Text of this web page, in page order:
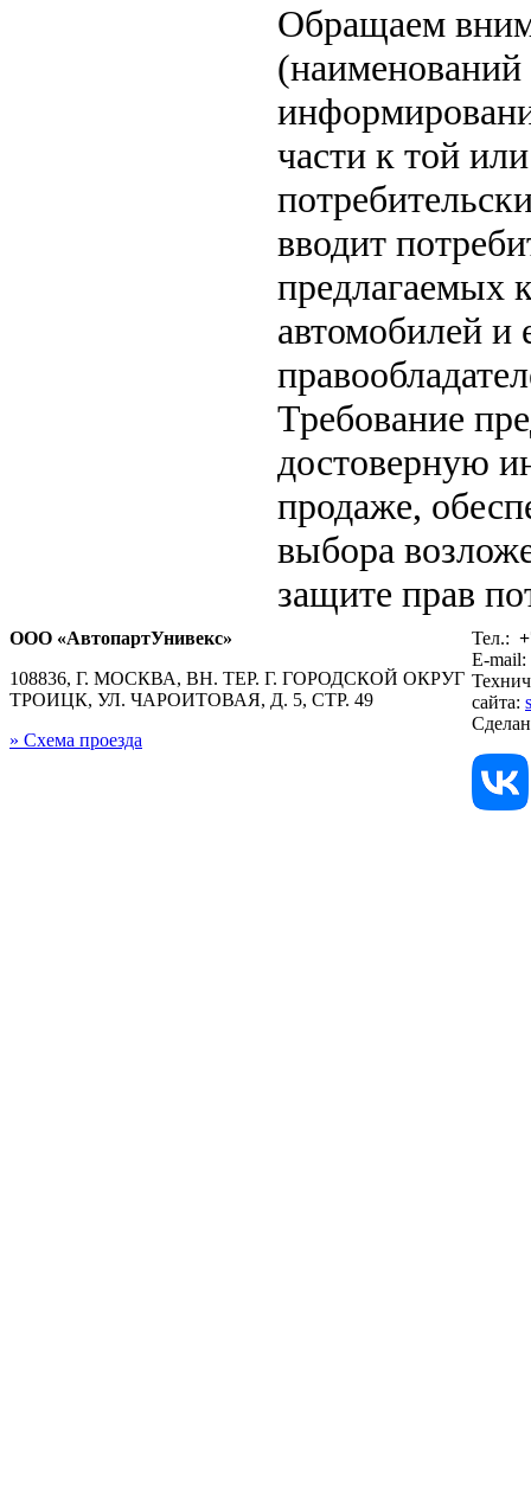
Обращаем
(наименований
части к той
вводит
предлагаемых
автомобилей и
Требование
достоверную
продаже,
выбора
защите прав
ООО «АвтопартУнивекс»
108836, Г. МОСКВА, ВН. ТЕР. Г. ГОРОДСКОЙ ОКРУГ
ТРОИЦК, УЛ. ЧАРОИТОВАЯ, Д. 5, СТР. 49
» Схема проезда
Тел.:
E-mail:
сайта: